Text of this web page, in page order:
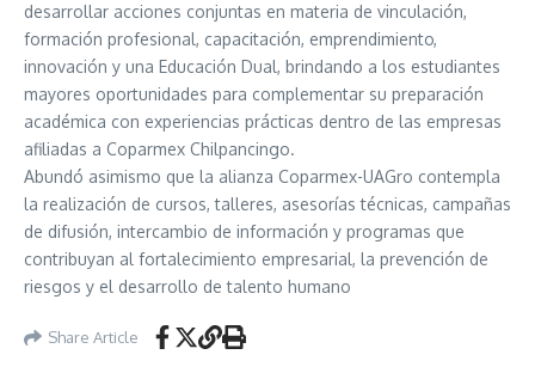
desarrollar acciones conjuntas en materia de vinculación,
formación profesional, capacitación, emprendimiento,
innovación y una Educación Dual, brindando a los estudiantes
mayores oportunidades para complementar su preparación
académica con experiencias prácticas dentro de las empresas
afiliadas a Coparmex Chilpancingo.
Abundó asimismo que la alianza Coparmex-UAGro contempla
la realización de cursos, talleres, asesorías técnicas, campañas
de difusión, intercambio de información y programas que
contribuyan al fortalecimiento empresarial, la prevención de
riesgos y el desarrollo de talento humano
Share Article